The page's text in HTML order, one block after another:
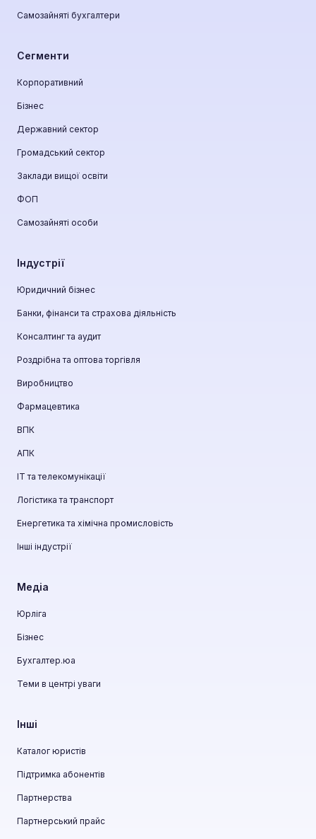
Самозайняті бухгалтери
Сегменти
Корпоративний
Бізнес
Державний сектор
Громадський сектор
Заклади вищої освіти
ФОП
Самозайняті особи
Індустрії
Юридичний бізнес
Банки, фінанси та страхова діяльність
Консалтинг та аудит
Роздрібна та оптова торгівля
Виробництво
Фармацевтика
ВПК
АПК
ІТ та телекомунікації
Логістика та транспорт
Енергетика та хімічна промисловість
Інші індустрії
Медіа
Юрліга
Бізнес
Бухгалтер.юа
Теми в центрі уваги
Інші
Каталог юристів
Підтримка абонентів
Партнерства
Партнерський прайс